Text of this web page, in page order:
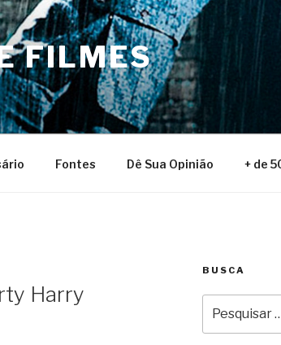
FILMES
Fontes Dê Sua Opinião + de
Harry
BUSCA
por: